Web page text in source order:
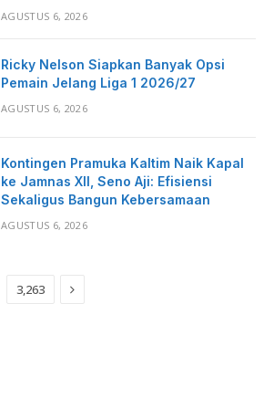
AGUSTUS 6, 2026
Ricky Nelson Siapkan Banyak Opsi
Pemain Jelang Liga 1 2026/27
AGUSTUS 6, 2026
Kontingen Pramuka Kaltim Naik Kapal
ke Jamnas XII, Seno Aji: Efisiensi
Sekaligus Bangun Kebersamaan
AGUSTUS 6, 2026
3,263 Next